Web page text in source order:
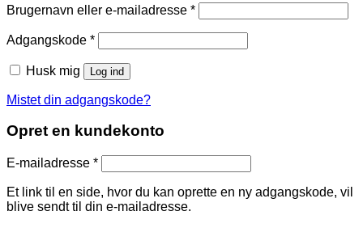
Brugernavn eller e-mailadresse *Påkrævet
Adgangskode *Påkrævet
Husk mig Log ind
Mistet din adgangskode?
Opret en kundekonto
E-mailadresse *Påkrævet
Et link til en side, hvor du kan oprette en ny adgangskode, vil
blive sendt til din e-mailadresse.